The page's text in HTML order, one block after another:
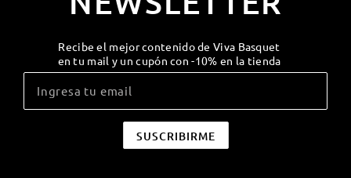
Recibe el mejor contenido de Viva Basquet
en tu mail y un cupón con -10% en la tienda